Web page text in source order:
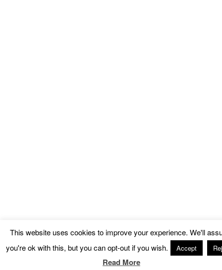
This website uses cookies to improve your experience. We'll
you're ok with this, but you can opt-out if you wish.
Accept
Read More